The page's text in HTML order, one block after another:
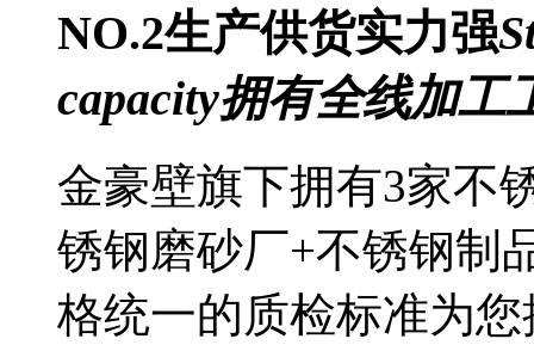
NO.2生产供货实力强
capacity拥有全线加工
金豪壁旗下拥有3家不
锈钢磨砂厂+不锈钢制
格统一的质检标准为